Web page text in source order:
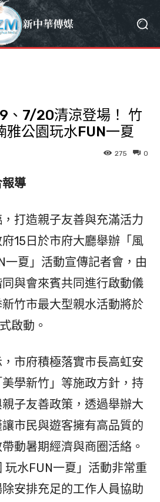
、7/20清涼登場！ 竹
雅公園玩水FUN一夏
0
275
導
打造親子友善與充滿活力
15日於市府大廳舉辦「風
一夏」活動宣傳記者會，由
與會來賓共同進行啟動儀
竹市最大型親水活動將於
啟動。
市府積極落實市長高虹安
美學新竹」等施政方針，持
子友善政策，透過舉辦大
市民與遊客擁有高品質的
動暑期經濟與商圈活絡。
玩水FUN一夏」活動非常重
安排充足的工作人員協助